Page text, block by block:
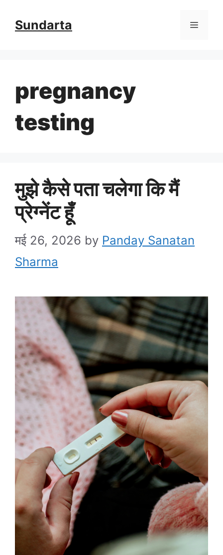
Sundarta Menu
pregnancy
testing
मुझे कैसे पता चलेगा कि मैं
प्रेग्नेंट हूँ
मई 26, 2026 by Panday Sanatan
Sharma